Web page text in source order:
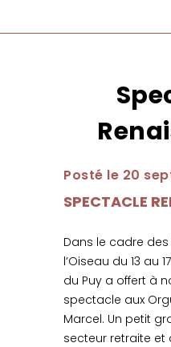
Posté le 20
SPECTACLE
Dans le cadre
l’Oiseau du 13 au
du Puy a offert à
spectacle aux
Marcel. Un petit
secteur retraite et